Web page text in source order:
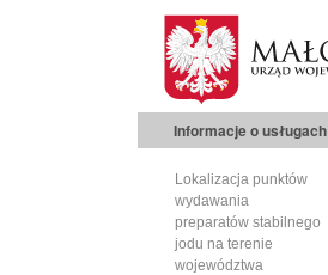
Informacje o usługach
Lokalizacja punktów
wydawania
preparatów stabilnego
jodu na terenie
województwa